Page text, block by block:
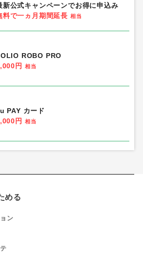
新公式キャンペーンでお得に申込み
料で一ヵ月期間延長 相当
ROBO PRO
円
相当
PAY カード
円
相当
める
ン